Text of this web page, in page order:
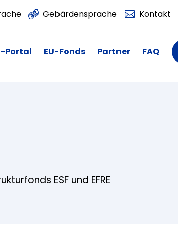
Gebärdensprache Kontakt
Portal EU-Fonds Partner FAQ
ESF und EFRE